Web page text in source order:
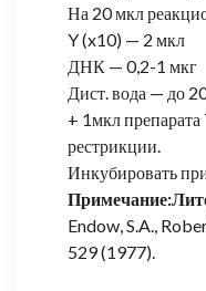
На 20 мкл
Y (x10) — 2 мкл
ДНК — 0,2-1 мкг
Дист. вода — до
+ 1мкл
рестрикции.
Инкубировать
Примечание:
Endow, S.A.,
529 (1977).